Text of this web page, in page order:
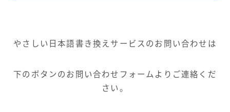
やさしい日本語書き換えサービスのお問い合わせは
下のボタンのお問い合わせフォームよりご連絡くだ
さい。